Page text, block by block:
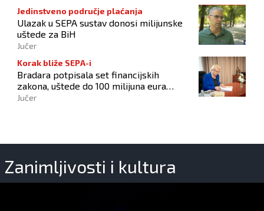
Jedinstveno područje plaćanja
Ulazak u SEPA sustav donosi milijunske
uštede za BiH
Jučer
Korak bliže SEPA-i
Bradara potpisala set financijskih
zakona, uštede do 100 milijuna eura
godišnje
Jučer
Zanimljivosti i kultura